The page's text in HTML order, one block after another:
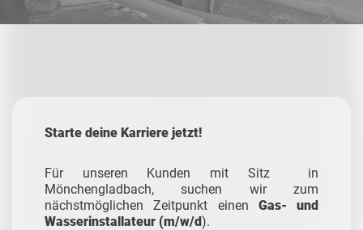
Starte deine Karriere jetzt!
Für unseren Kunden mit Sitz in
Mönchengladbach, suchen wir zum
nächstmöglichen Zeitpunkt einen Gas- und
Wasserinstallateur (m/w/d).